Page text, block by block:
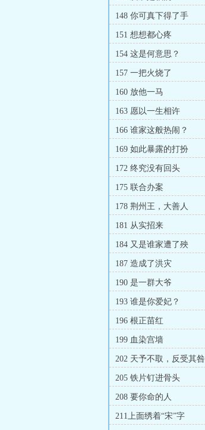
148 你可真下得了手
151 想想都心疼
154 这是何意思？
157 一把火烧了
160 放他一马
163 愿以一生相许
166 谁家这般热闹？
169 如此暴露的打扮
172 终究没有回头
175 联合办案
178 荆州王，大善人
181 从实招来
184 又是谁家遭了殃
187 造成了洪灾
190 是一群大爷
193 谁是你爱妃？
196 根正苗红
199 血染宫墙
202 天予不取，反受其咎
205 铁片钉进骨头
208 要你命的人
211上面绣着“宋”字